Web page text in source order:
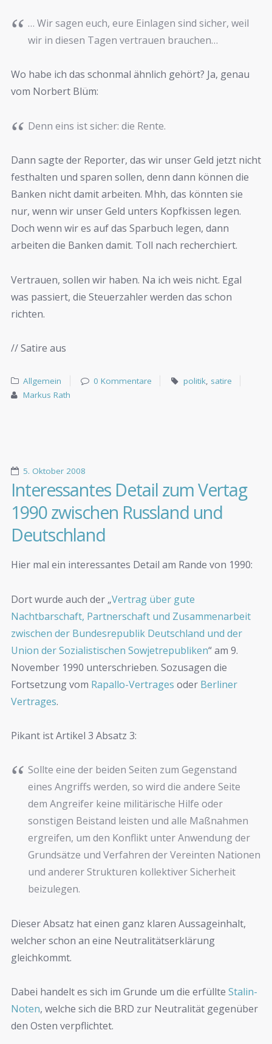
… Wir sagen euch, eure Einlagen sind sicher, weil
wir in diesen Tagen vertrauen brauchen…
Wo habe ich das schonmal ähnlich gehört? Ja, genau
vom Norbert Blüm:
Denn eins ist sicher: die Rente.
Dann sagte der Reporter, das wir unser Geld jetzt nicht
festhalten und sparen sollen, denn dann können die
Banken nicht damit arbeiten. Mhh, das könnten sie
nur, wenn wir unser Geld unters Kopfkissen legen.
Doch wenn wir es auf das Sparbuch legen, dann
arbeiten die Banken damit. Toll nach recherchiert.
Vertrauen, sollen wir haben. Na ich weis nicht. Egal
was passiert, die Steuerzahler werden das schon
richten.
// Satire aus
Allgemein 0 Kommentare politik, satire
Markus Rath
5. Oktober 2008
Interessantes Detail zum Vertag
1990 zwischen Russland und
Deutschland
Hier mal ein interessantes Detail am Rande von 1990:
Dort wurde auch der „Vertrag über gute
Nachtbarschaft, Partnerschaft und Zusammenarbeit
zwischen der Bundesrepublik Deutschland und der
Union der Sozialistischen Sowjetrepubliken“ am 9.
November 1990 unterschrieben. Sozusagen die
Fortsetzung vom Rapallo-Vertrages oder Berliner
Vertrages.
Pikant ist Artikel 3 Absatz 3:
Sollte eine der beiden Seiten zum Gegenstand
eines Angriffs werden, so wird die andere Seite
dem Angreifer keine militärische Hilfe oder
sonstigen Beistand leisten und alle Maßnahmen
ergreifen, um den Konflikt unter Anwendung der
Grundsätze und Verfahren der Vereinten Nationen
und anderer Strukturen kollektiver Sicherheit
beizulegen.
Dieser Absatz hat einen ganz klaren Aussageinhalt,
welcher schon an eine Neutralitätserklärung
gleichkommt.
Dabei handelt es sich im Grunde um die erfüllte Stalin-
Noten, welche sich die BRD zur Neutralität gegenüber
den Osten verpflichtet.